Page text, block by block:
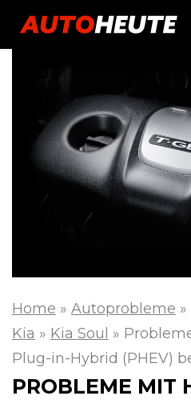
Home » Autoprobleme »
Kia » Kia Soul »
Plug-in-Hybrid (PHEV)
PROBLEME MIT